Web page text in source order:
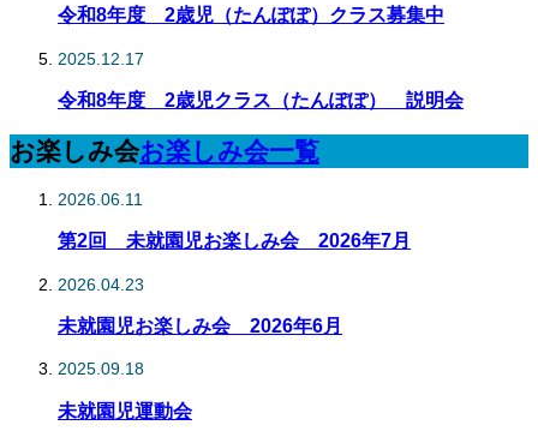
令和8年度 2歳児（たんぽぽ）クラス募集中
2025.12.17
令和8年度 2歳児クラス（たんぽぽ） 説明会
お楽しみ会お楽しみ会一覧
2026.06.11
第2回 未就園児お楽しみ会 2026年7月
2026.04.23
未就園児お楽しみ会 2026年6月
2025.09.18
未就園児運動会